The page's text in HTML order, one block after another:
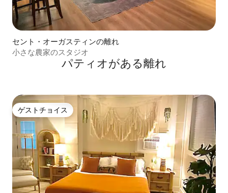
セント・オーガスティンの離れ
小さな農家のスタジオ
パティオがある離れ
ゲストチョイス
ゲストチョイス